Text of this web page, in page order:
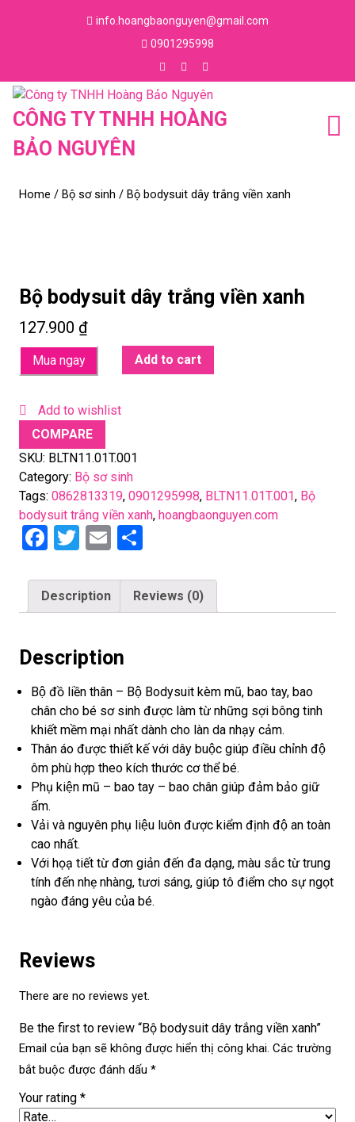
info.hoangbaonguyen@gmail.com
0901295998
Number
Facebook
Instagram
Youtube
CÔNG TY TNHH HOÀNG
BẢO NGUYÊN
Home / Bộ sơ sinh / Bộ bodysuit dây trắng viền xanh
Bộ bodysuit dây trắng viền xanh
127.900 ₫
Mua ngay Add to cart
Add to wishlist
COMPARE
SKU: BLTN11.01T.001
Category: Bộ sơ sinh
Tags: 0862813319, 0901295998, BLTN11.01T.001, Bộ
bodysuit trắng viền xanh, hoangbaonguyen.com
F
ce
b
o
k
T
tt
er
E
ail ar
e
Description Reviews (0)
Description
Bộ đồ liền thân – Bộ Bodysuit kèm mũ, bao tay, bao
chân cho bé sơ sinh được làm từ những sợi bông tinh
khiết mềm mại nhất dành cho làn da nhạy cảm.
Thân áo được thiết kế với dây buộc giúp điều chỉnh độ
ôm phù hợp theo kích thước cơ thể bé.
Phụ kiện mũ – bao tay – bao chân giúp đảm bảo giữ
ấm.
Vải và nguyên phụ liệu luôn được kiểm định độ an toàn
cao nhất.
Với họạ tiết từ đơn giản đến đa dạng, màu sắc từ trung
tính đến nhẹ nhàng, tươi sáng, giúp tô điểm cho sự ngọt
ngào đáng yêu của bé.
Reviews
There are no reviews yet.
Be the first to review “Bộ bodysuit dây trắng viền xanh”
Email của bạn sẽ không được hiển thị công khai. Các trường
bắt buộc được đánh dấu *
Your rating *